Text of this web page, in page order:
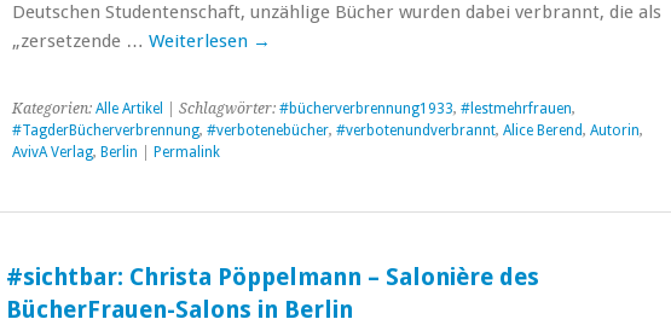
Deutschen Studentenschaft, unzählige Bücher wurden dabei verbrannt, die als
„zersetzende … Weiterlesen →
Kategorien: Alle Artikel | Schlagwörter: #bücherverbrennung1933, #lestmehrfrauen,
#TagderBücherverbrennung, #verbotenebücher, #verbotenundverbrannt, Alice Berend, Autorin,
AvivA Verlag, Berlin Permalink
#sichtbar: Christa Pöppelmann – Salonière des
BücherFrauen-Salons in Berlin